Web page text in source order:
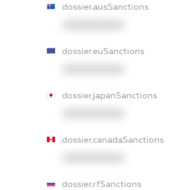
dossier.ausSanctions
dossier.euSanctions
dossier.japanSanctions
dossier.canadaSanctions
dossier.rfSanctions